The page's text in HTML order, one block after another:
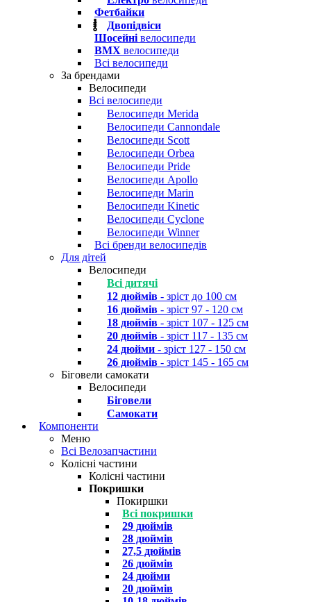
Фетбайки
Двопідвіси
Шосейні велосипеди
BMX велосипеди
Всі велосипеди
За брендами
Велосипеди
Всі велосипеди
Велосипеди Merida
Велосипеди Cannondale
Велосипеди Scott
Велосипеди Orbea
Велосипеди Pride
Велосипеди Apollo
Велосипеди Marin
Велосипеди Kinetic
Велосипеди Cyclone
Велосипеди Winner
Всі бренди велосипедів
Для дітей
Велосипеди
Всі дитячі
12 дюймів - зріст до 100 см
16 дюймів - зріст 97 - 120 см
18 дюймів - зріст 107 - 125 см
20 дюймів - зріст 117 - 135 см
24 дюйми - зріст 127 - 150 см
26 дюймів - зріст 145 - 165 см
Біговели самокати
Велосипеди
Біговели
Самокати
Компоненти
Меню
Всі Велозапчастини
Колісні частини
Колісні частини
Покришки
Покиршки
Всі покришки
29 дюймів
28 дюймів
27,5 дюймів
26 дюймів
24 дюйми
20 дюймів